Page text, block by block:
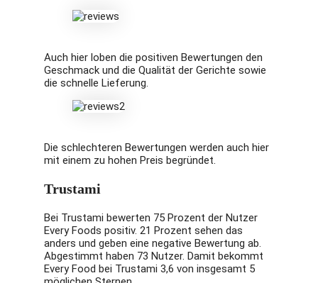
Auch hier loben die positiven Bewertungen den
Geschmack und die Qualität der Gerichte sowie
die schnelle Lieferung.
Die schlechteren Bewertungen werden auch hier
mit einem zu hohen Preis begründet.
Trustami
Bei Trustami bewerten 75 Prozent der Nutzer
Every Foods positiv. 21 Prozent sehen das
anders und geben eine negative Bewertung ab.
Abgestimmt haben 73 Nutzer. Damit bekommt
Every Food bei Trustami 3,6 von insgesamt 5